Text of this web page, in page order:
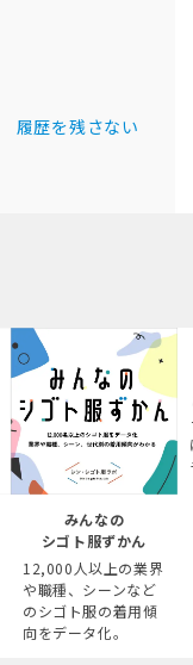
履歴を残さない
みんなの
シゴト服ずかん
12,000人以上の業界
や職種、シーンなど
のシゴト服の着用傾
向をデータ化。